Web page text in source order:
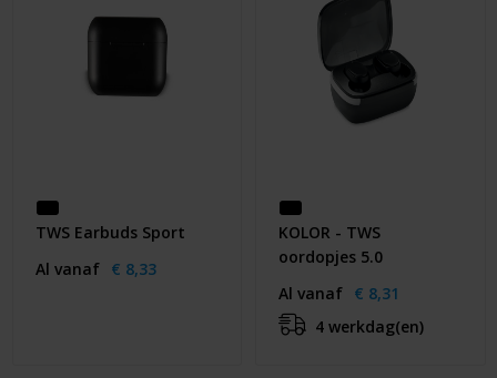
TWS Earbuds Sport
Al vanaf € 8,33
KOLOR - TWS
oordopjes 5.0
Al vanaf € 8,31
4 werkdag(en)